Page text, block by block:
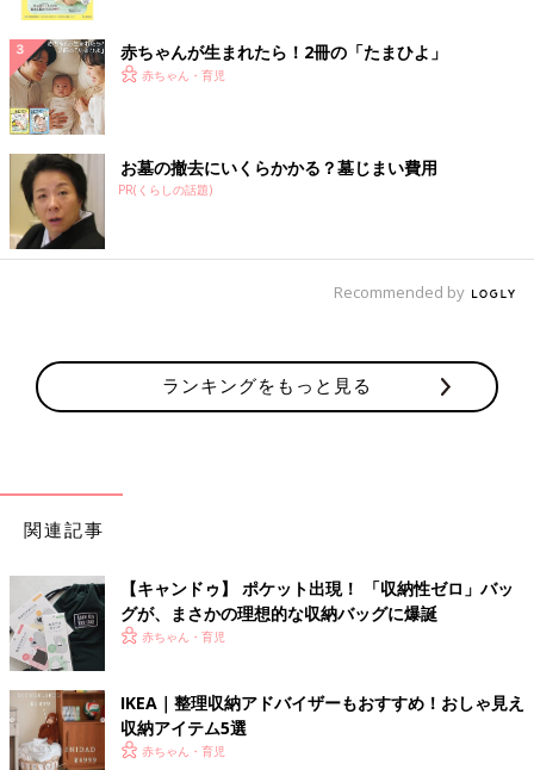
出典：Instagramアカウント「yukinko9207」
嫁ちゃんのおうちさんは歯ブラシ、歯磨き粉、そしてソープ類も
浮かせる収納にしています。 無印 良品のボトルに入ったハンドソ
ープと洗顔フォームはマグネットシートフックで吊るしているの
だとか。底にぬめりが発生しやすいソープボトル類は、浮かせる
とお掃除がしやすくなりそうですね。
歯磨き粉やコップも浮かせる収納！
赤ちゃんが生まれたら！2冊の「たまひよ」
赤ちゃん・育児
お墓の撤去にいくらかかる？墓じまい費用
PR(くらしの話題)
Recommended by
ランキングをもっと見る
関連記事
【キャンドゥ】 ポケット出現！ 「収納性ゼロ」バッ
グが、まさかの理想的な収納バッグに爆誕
赤ちゃん・育児
IKEA｜整理収納アドバイザーもおすすめ！おしゃ見え
収納アイテム5選
赤ちゃん・育児